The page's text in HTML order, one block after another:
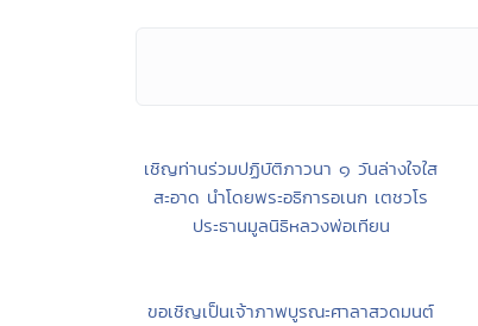
เชิญท่านร่วมปฏิบัติภาวนา ๑ วันล่างใจใส
สะอาด นำโดยพระอธิการอเนก เตชวโร
ประธานมูลนิธิหลวงพ่อเทียน
ขอเชิญเป็นเจ้าภาพบูรณะศาลาสวดมนต์